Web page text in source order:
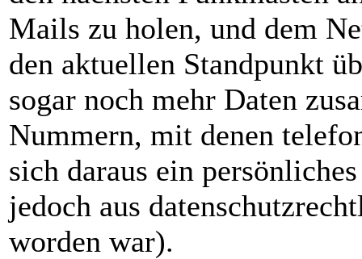
Mails zu holen, und dem
den aktuellen Standpunkt
sogar noch mehr Daten
Nummern, mit denen
sich daraus ein
jedoch aus
worden war).